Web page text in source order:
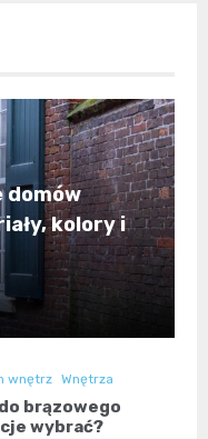
domów
kolory i
wnętrz Wnętrza
brązowego
wybrać?